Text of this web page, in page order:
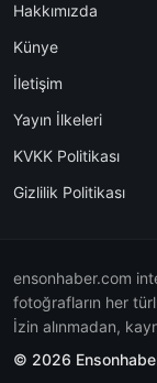
Hakkımızda
Künye
İletişim
Yayın İlkeleri
KVKK Politikası
Gizlilik Politikası
ensonhaber.com
fotoğrafların her
İzin alınmadan,
© 2026 Ensonhaber